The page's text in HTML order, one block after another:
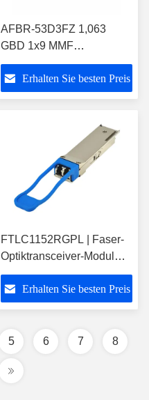
AFBR-53D3FZ 1,063
GBD 1x9 MMF
Transceiver für GbE und
Faser-Kanal/Lagerung
Erhalten Sie besten Preis
FTLC1152RGPL | Faser-
Optiktransceiver-Modul
100G CWDM4 QSFP28
steckbares
Erhalten Sie besten Preis
5 6 7 8